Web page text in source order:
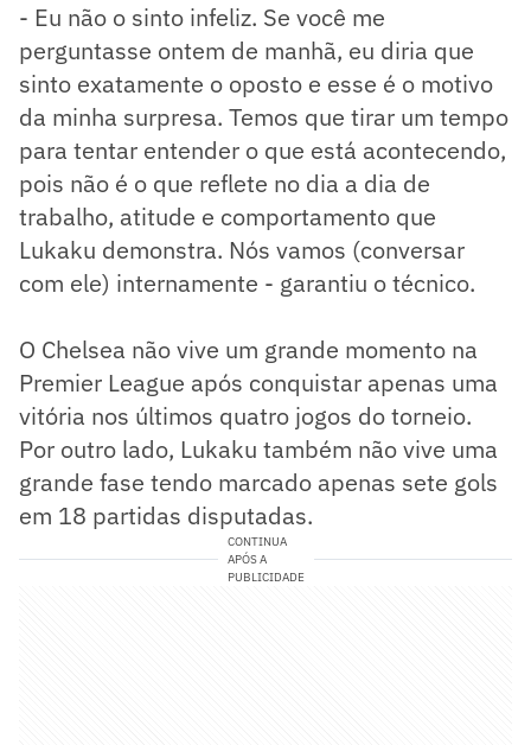
- Eu não o sinto infeliz. Se você me
perguntasse ontem de manhã, eu diria que
sinto exatamente o oposto e esse é o motivo
da minha surpresa. Temos que tirar um tempo
para tentar entender o que está acontecendo,
pois não é o que reflete no dia a dia de
trabalho, atitude e comportamento que
Lukaku demonstra. Nós vamos (conversar
com ele) internamente - garantiu o técnico.
O Chelsea não vive um grande momento na
Premier League após conquistar apenas uma
vitória nos últimos quatro jogos do torneio.
Por outro lado, Lukaku também não vive uma
grande fase tendo marcado apenas sete gols
em 18 partidas disputadas.
CONTINUA
APÓS A
PUBLICIDADE